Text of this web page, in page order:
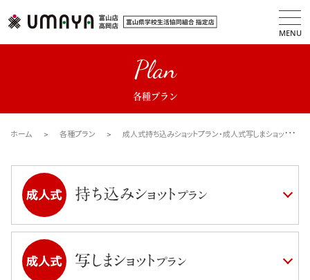
MENU
Plan
各種プラン
ホーム 各種プラン 成人式持ち込みショットプラン・成人式写しまショットプラン